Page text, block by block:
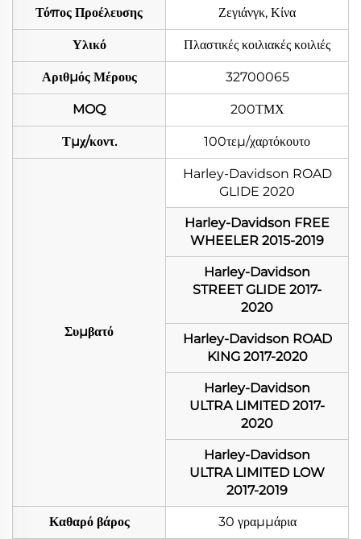
Τόπος Προέλευσης
Ζεγιάνγκ, Κίνα
Υλικό Πλαστικές κοιλιακές κοιλιές
Αριθμός Μέρους 32700065
MOQ 200ΤΜΧ
Τμχ/κοντ. 100τεμ/χαρτόκουτο
Συμβατό
Harley-Davidson ROAD
GLIDE 2020
Harley-Davidson FREE
WHEELER 2015-2019
Harley-Davidson
STREET GLIDE 2017-
2020
Harley-Davidson ROAD
KING 2017-2020
Harley-Davidson
ULTRA LIMITED 2017-
2020
Harley-Davidson
ULTRA LIMITED LOW
2017-2019
Καθαρό βάρος 30 γραμμάρια